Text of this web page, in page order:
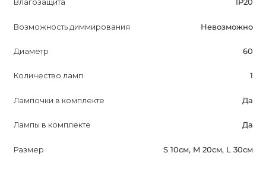
Влагозащита IP20
Возможность диммирования Невозможно
Диаметр 60
Количество ламп 1
Лампочки в комплекте Да
Лампы в комплекте Да
Размер S 10см, M 20см, L 30см